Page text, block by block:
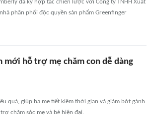
đã ký hợp tác chiến lược với Công ty TNHH Xuất
nhà phân phối độc quyền sản phẩm Greenfinger
mới hỗ trợ mẹ chăm con dễ dàng
quả, giúp ba mẹ tiết kiệm thời gian và giảm bớt gánh
chăm sóc mẹ và bé hiện đại.